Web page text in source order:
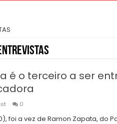
é o terceiro a ser
0
foi a vez de Ramon Zapata, do